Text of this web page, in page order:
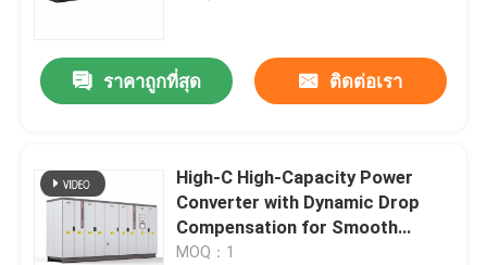
ราคาถูกที่สุด ติดต่อเรา
High-C High-Capacity Power
Converter with Dynamic Drop
Compensation for Smooth
Motor Performance
MOQ：1